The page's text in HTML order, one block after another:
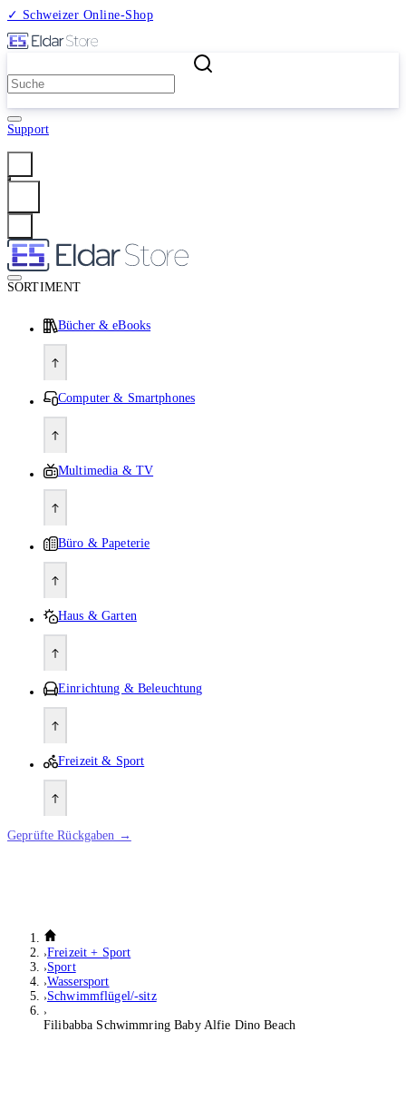
✓ Schweizer Online-Shop
Support
SORTIMENT
Bücher & eBooks
Computer & Smartphones
Multimedia & TV
Büro & Papeterie
Haus & Garten
Einrichtung & Beleuchtung
Freizeit & Sport
Geprüfte Rückgaben →
Freizeit + Sport
Sport
Wassersport
Schwimmflügel/-sitz
Filibabba Schwimmring Baby Alfie Dino Beach